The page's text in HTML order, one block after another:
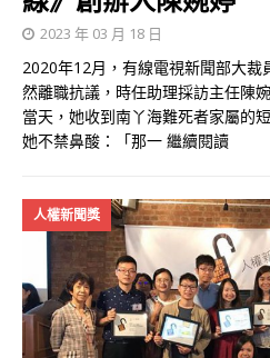
2023 年 03 月 18 日
2020年12月，有線電視新聞部大
然離職抗議，時任助理採訪主任陳
當天，她收到南丫海難死者家屬的
她不禁鼻酸：「那一 繼續閱讀
人權新聞獎